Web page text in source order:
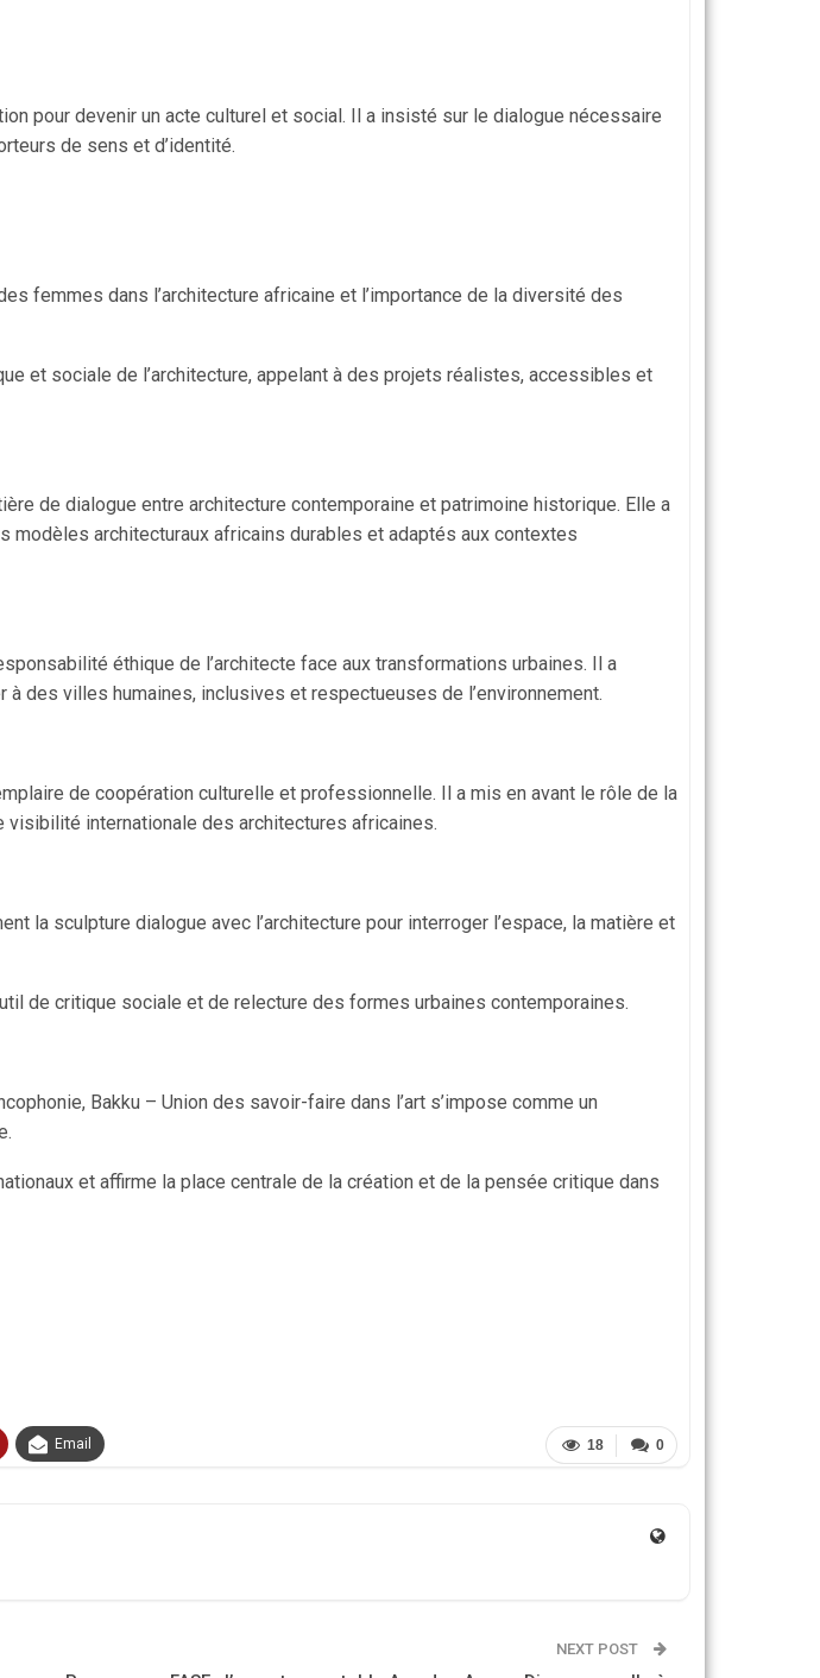
pour devenir un acte culturel et social. Il a insisté sur le dialogue nécessaire
de sens et d’identité.
femmes dans l’architecture africaine et l’importance de la diversité des
et sociale de l’architecture, appelant à des projets réalistes, accessibles et
de dialogue entre architecture contemporaine et patrimoine historique. Elle a
architecturaux africains durables et adaptés aux contextes
éthique de l’architecte face aux transformations urbaines. Il a
des villes humaines, inclusives et respectueuses de l’environnement.
de coopération culturelle et professionnelle. Il a mis en avant le rôle de la
internationale des architectures africaines.
la sculpture dialogue avec l’architecture pour interroger l’espace, la matière et
de critique sociale et de relecture des formes urbaines contemporaines.
Bakku – Union des savoir-faire dans l’art s’impose comme un
et affirme la place centrale de la création et de la pensée critique dans
0
18
Email
NEXT POST